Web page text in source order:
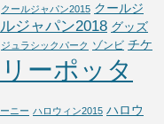
クールジャパン2015 クールジ
ジャパン2018 グッズ
ジュラシックパーク ゾンビ チケ
ーポッタ
ニー ハロウィン2015 ハロウ